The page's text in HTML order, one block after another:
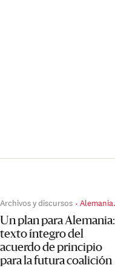
Archivos y discursos Alemania en el interregno
Un plan para Alemania:
texto íntegro del
acuerdo de principio
para la futura coalición